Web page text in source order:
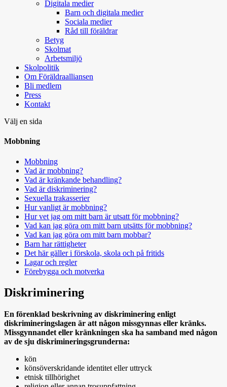
Digitala medier
Barn och digitala medier
Sociala medier
Råd till föräldrar
Betyg
Skolmat
Arbetsmiljö
Skolpolitik
Om Föräldraalliansen
Bli medlem
Press
Kontakt
Välj en sida
Mobbning
Mobbning
Vad är mobbning?
Vad är kränkande behandling?
Vad är diskriminering?
Sexuella trakasserier
Hur vanligt är mobbning?
Hur vet jag om mitt barn är utsatt för mobbning?
Vad kan jag göra om mitt barn utsätts för mobbning?
Vad kan jag göra om mitt barn mobbar?
Barn har rättigheter
Det här gäller i förskola, skola och på fritids
Lagar och regler
Förebygga och motverka
Diskriminering
En förenklad beskrivning av diskriminering enligt
diskrimineringslagen är att någon missgynnas eller kränks.
Missgynnandet eller kränkningen ska ha samband med någon
av de sju diskrimineringsgrunderna:
kön
könsöverskridande identitet eller uttryck
etnisk tillhörighet